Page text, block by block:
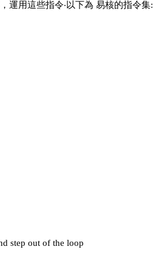
運用這些指令‧以下為 易核的指令集:
step out of the loop